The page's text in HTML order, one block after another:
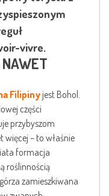
vivre.
Filipiny jest Bohol.
części
przybyszom
więcej – to właśnie
formacja
roślinnością
zamieszkiwana